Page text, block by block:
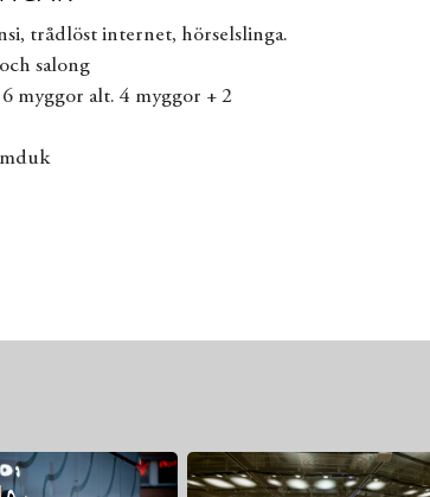
trådlöst internet, hörselslinga.
salong
myggor alt. 4 myggor + 2